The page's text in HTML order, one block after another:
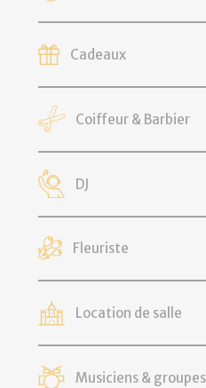
Cadeaux
Coiffeur & Barbier
DJ
Fleuriste
Location de salle
Musiciens &